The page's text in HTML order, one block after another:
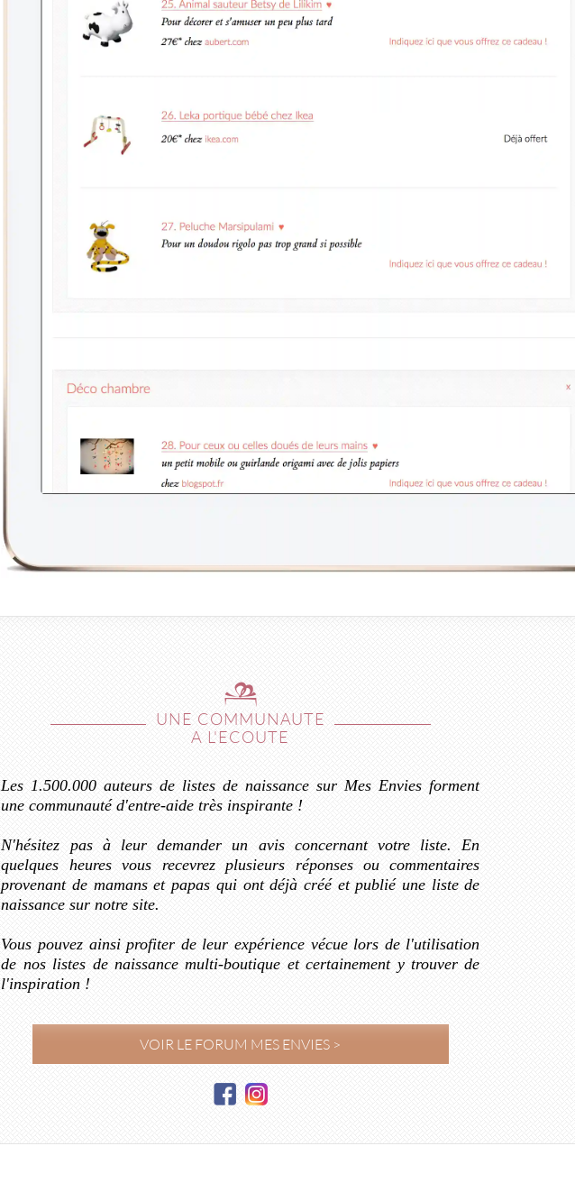
UNE COMMUNAUTE
A L'ECOUTE
Les 1.500.000 auteurs de listes de naissance sur Mes Envies forment
une communauté d'entre-aide très inspirante !
N'hésitez pas à leur demander un avis concernant votre liste. En
quelques heures vous recevrez plusieurs réponses ou commentaires
provenant de mamans et papas qui ont déjà créé et publié une liste de
naissance sur notre site.
Vous pouvez ainsi profiter de leur expérience vécue lors de l'utilisation
de nos listes de naissance multi-boutique et certainement y trouver de
l'inspiration !
VOIR LE FORUM MES ENVIES >